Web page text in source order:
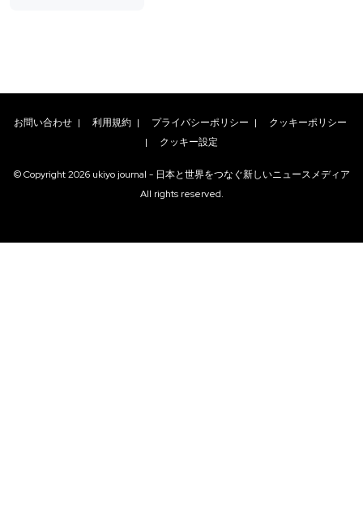
お問い合わせ | 利用規約 | プライバシーポリシー | クッキーポリシー
| クッキー設定
© Copyright2026 ukiyo journal - 日本と世界をつなぐ新しいニュースメディア
All rights reserved.